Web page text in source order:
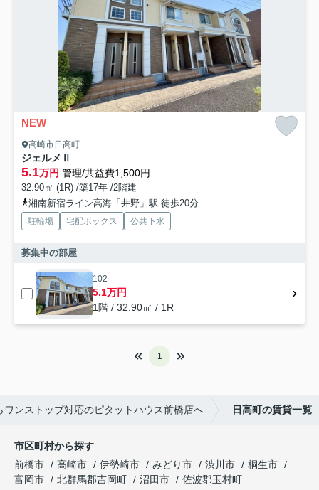
NEW
高崎市日高町
ジェルメⅡ
5.1万円 管理/共益費1,500円
32.90㎡ (1R) /築17年 /2階建
湘南新宿ライン高海「井野」駅 徒歩20分
駐輪場 宅配ボックス 公共下水
募集中の部屋
102
5.1万円
1階 / 32.90㎡ / 1R
1
ンストップ対応のピタットハウス前橋店へ 日高町の賃貸一覧
市区町村から探す
前橋市
高崎市 伊勢崎市 みどり市 渋川市
桐生市
富岡市
北群馬郡吉岡町 沼田市
佐波郡玉村町